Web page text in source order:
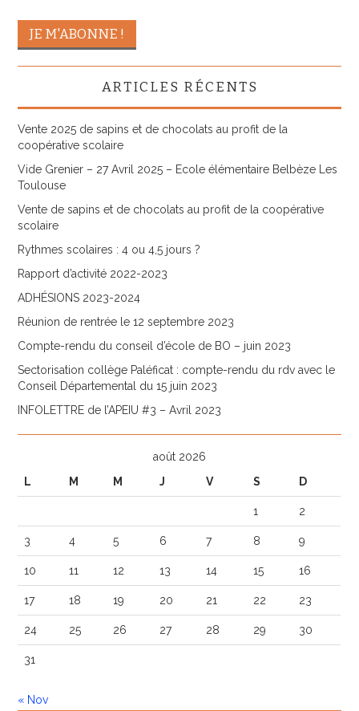
ARTICLES RÉCENTS
Vente 2025 de sapins et de chocolats au profit de la
coopérative scolaire
Vide Grenier – 27 Avril 2025 – Ecole élémentaire Belbèze Les
Toulouse
Vente de sapins et de chocolats au profit de la coopérative
scolaire
Rythmes scolaires : 4 ou 4,5 jours ?
Rapport d’activité 2022-2023
ADHÉSIONS 2023-2024
Réunion de rentrée le 12 septembre 2023
Compte-rendu du conseil d’école de BO – juin 2023
Sectorisation collège Paléficat : compte-rendu du rdv avec le
Conseil Départemental du 15 juin 2023
INFOLETTRE de l’APEIU #3 – Avril 2023
août 2026
L
M M J V S D
1 2
3 4 5 6 7 8 9
10 11 12 13 14 15 16
17 18 19 20 21 22 23
24 25 26 27 28 29 30
31
« Nov